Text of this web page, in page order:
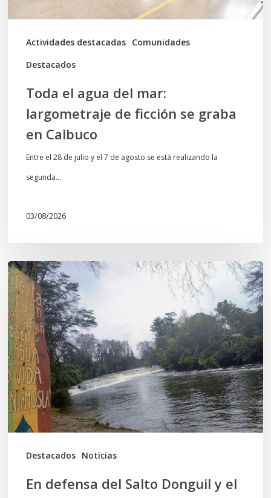
Actividades destacadas Comunidades
Destacados
se
graba
Toda el agua del mar:
largometraje de ficción se graba
en Calbuco
Entre el 28 de julio y el 7 de agosto se está realizando la
segunda…
03/08/2026
Destacados Noticias
En
defensa
del
Salto
Donguil
y
el
territorio
Kuzpe
Mapu
En defensa del Salto Donguil y el